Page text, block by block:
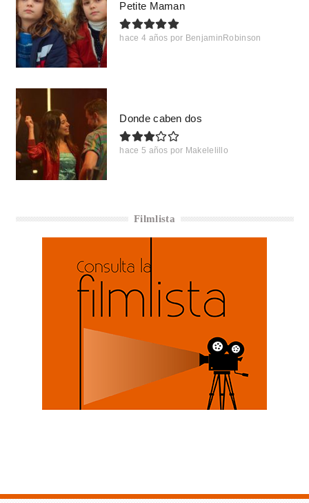
Petite Maman
hace 4 años por BenjaminRobinson
Donde caben dos
hace 5 años por Makelelillo
Filmlista